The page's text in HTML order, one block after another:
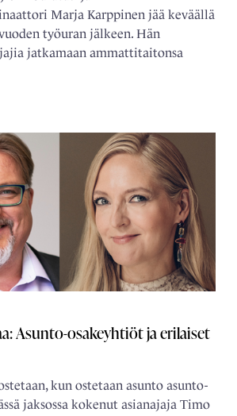
Marja Karppinen jää keväällä
työuran jälkeen. Hän
jatkamaan ammattitaitonsa
Asunto-osakeyhtiöt ja erilaiset
kun ostetaan asunto asunto-
jaksossa kokenut asianajaja Timo